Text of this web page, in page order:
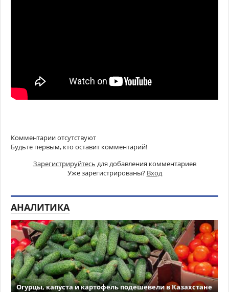
Комментарии отсутствуют
Будьте первым, кто оставит комментарий!
Зарегистрируйтесь для добавления комментариев
Уже зарегистрированы? Вход
АНАЛИТИКА
Огурцы, капуста и картофель подешевели в Казахстане